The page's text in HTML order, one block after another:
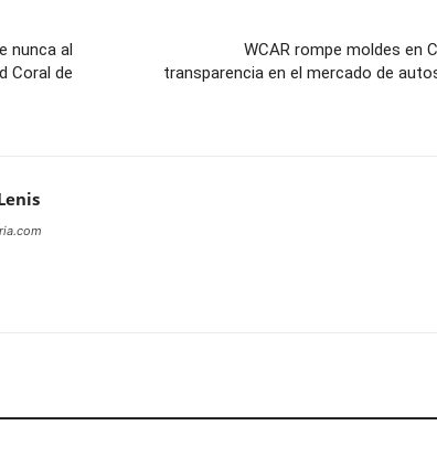
nunca al
Coral de
WCAR rompe moldes en
transparencia en el mercado de